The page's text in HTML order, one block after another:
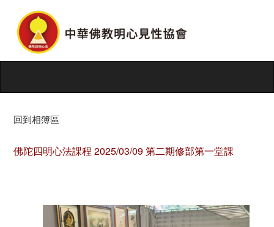
回到相簿區
佛陀四明心法課程 2025/03/09 第二期修部第一堂課